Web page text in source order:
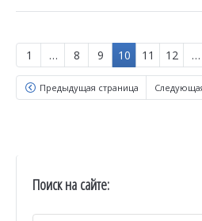
1 … 8 9 10 11 12 …
Предыдущая страница
Поиск на сайте: